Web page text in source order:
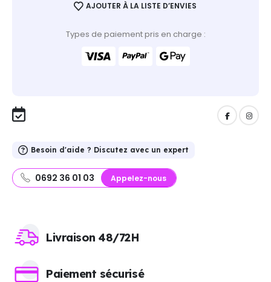
AJOUTER À LA LISTE D’ENVIES
Types de paiement pris en charge :
Besoin d'aide ? Discutez avec un expert
0692 36 01 03 Appelez-nous
Livraison 48/72H
Paiement sécurisé